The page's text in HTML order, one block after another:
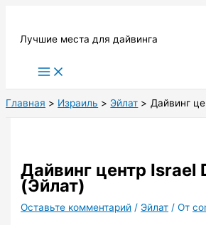
содержимому
Лучшие места для дайвинга
Main
Menu
Главная Израиль Эйлат Дайвинг
Дайвинг центр Israel
(Эйлат)
Оставьте комментарий / Эйлат / От